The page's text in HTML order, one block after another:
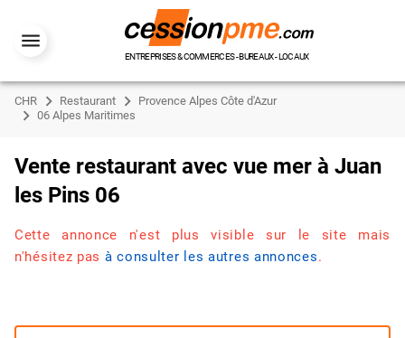
ENTREPRISES & COMMERCES - BUREAUX - LOCAUX
CHR Restaurant
Provence Alpes Côte d'Azur
06 Alpes Maritimes
Vente restaurant avec vue mer à Juan
les Pins 06
Cette annonce n'est plus visible sur le site mais
n'hésitez pas à consulter les autres annonces.